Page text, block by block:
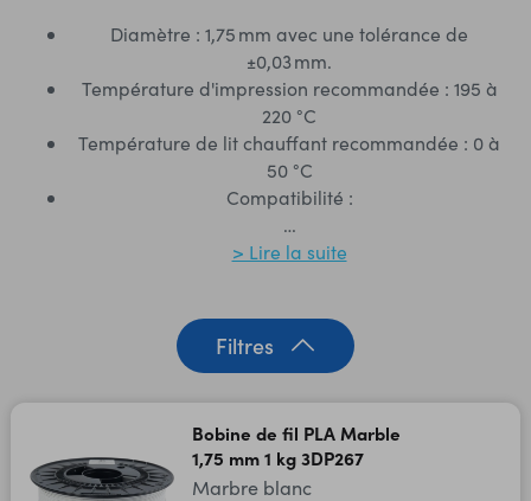
Diamètre : 1,75 mm avec une tolérance de
±0,03 mm.
Température d'impression recommandée : 195 à
220 °C
Température de lit chauffant recommandée : 0 à
50 °C
Compatibilité :
…
> Lire la suite
Filtres
Bobine de fil PLA Marble
1,75 mm 1 kg 3DP267
Marbre blanc